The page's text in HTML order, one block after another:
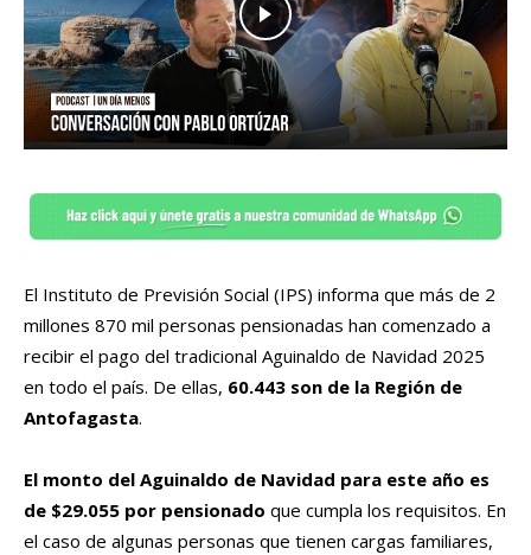
El Instituto de Previsión Social (IPS) informa que más de 2
millones 870 mil personas pensionadas han comenzado a
recibir el pago del tradicional Aguinaldo de Navidad 2025
en todo el país. De ellas, 60.443 son de la Región de
Antofagasta.
El monto del Aguinaldo de Navidad para este año es
de $29.055 por pensionado que cumpla los requisitos. En
el caso de algunas personas que tienen cargas familiares,